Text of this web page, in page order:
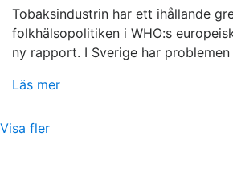
Tobaksindustrin har ett ihållande
folkhälsopolitiken i WHO:s
ny rapport. I Sverige har problemen
Läs mer
Visa fler